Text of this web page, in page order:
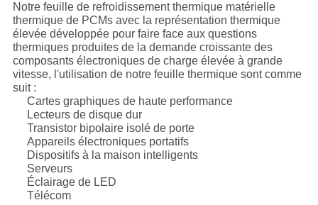
Notre feuille de refroidissement thermique matérielle
thermique de PCMs avec la représentation thermique
élevée développée pour faire face aux questions
thermiques produites de la demande croissante des
composants électroniques de charge élevée à grande
vitesse, l'utilisation de notre feuille thermique sont comme
suit :
Cartes graphiques de haute performance
Lecteurs de disque dur
Transistor bipolaire isolé de porte
Appareils électroniques portatifs
Dispositifs à la maison intelligents
Serveurs
Éclairage de LED
Télécom